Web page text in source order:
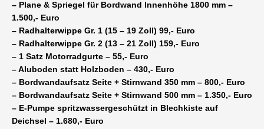
– Plane & Spriegel für Bordwand Innenhöhe 1800 mm –
1.500,- Euro
– Radhalterwippe Gr. 1 (15 – 19 Zoll) 99,- Euro
– Radhalterwippe Gr. 2 (13 – 21 Zoll) 159,- Euro
– 1 Satz Motorradgurte – 55,- Euro
– Aluboden statt Holzboden – 430,- Euro
– Bordwandaufsatz Seite + Stirnwand 350 mm – 800,- Euro
– Bordwandaufsatz Seite + Stirnwand 500 mm – 1.350,- Euro
– E-Pumpe spritzwassergeschützt in Blechkiste auf
Deichsel – 1.680,- Euro